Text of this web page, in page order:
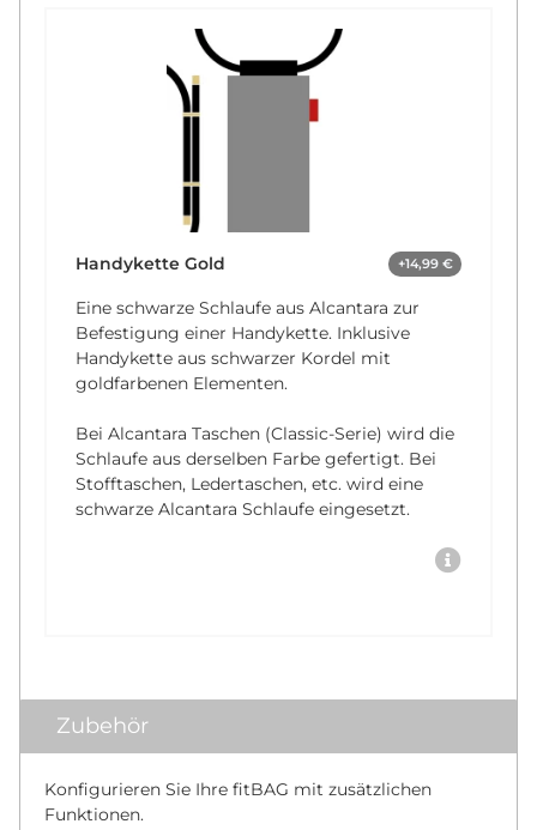
Handykette Gold +14,99 €
Eine schwarze Schlaufe aus Alcantara zur
Befestigung einer Handykette. Inklusive
Handykette aus schwarzer Kordel mit
goldfarbenen Elementen.
Bei Alcantara Taschen (Classic-Serie) wird die
Schlaufe aus derselben Farbe gefertigt. Bei
Stofftaschen, Ledertaschen, etc. wird eine
schwarze Alcantara Schlaufe eingesetzt.
Zubehör
Konfigurieren Sie Ihre fitBAG mit zusätzlichen
Funktionen.